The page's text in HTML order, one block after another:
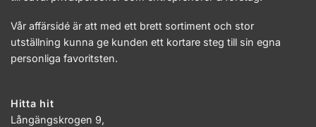
Vår affärsidé är att med ett brett sortiment och stor
utställning kunna ge kunden ett kortare steg till sin egna
personliga favoritsten.
Hitta hit
Långängskrogen 9,